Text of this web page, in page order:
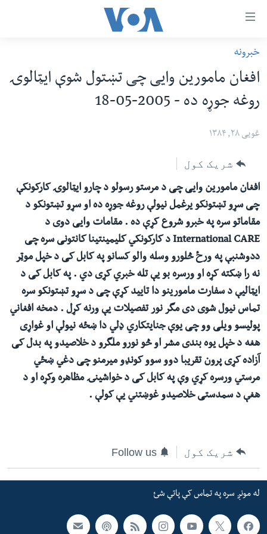
رسي
وړ
اتصالات
متن
شئ
عمومي
لارښود
ته
لاړ
شئ
لټون
ځای
ته
لاړ
شئ
افغانستان
سیمه
امریکا
ښځې او نجونې
ځوانان
د بیان ازادي
روغتیا
سرمقاله
له مونږ سره په تماس کې پاتې شئ
ژبې
خبرونه
افغان مامورین وایی چی تښتول شوې ایټالوۍ
روغه جوړه ده - 2005-05-18
غویی ۲۸, ۱۳۸۴
شریک کول
افغان مامورین وایی چی د مرستو رسولو د چارو ایټالوۍ کارکونکې
چی سړو تښتونکو یرغمل نیولې روغه جوړه ده او سړو تښتونکو د
مقاماتو سره په خبرو شروع کړې ده . مقامات وایی دوی د
International CARE د کارکونکي کلیمینتینا کانتونی سره چی
ددوشنبې په ورځ څلورو وسله والو کسانو په کابل کی د خپل موټر
نه را ښکته کړه او ورسره بو یې تله خبري کړی دي . په کابل کی د
ایټالیې د سفارت مامورینو دا تایید کړې چی د سړو تښتونکو سره
تماس نیول شوی دی مگر نور تفصیلات یې ورنه کړل . دمخه افغاني
پولیسو ویلی وو چی یوې جنایتکاري ډلي دا ښځه نیولې او غواړی
هغه د خپل یوه بندی مشر او څو نورو ملگرو د خلاصیدو په بدل کی
آزاده کړی پرون تقریبا دوو سوو کونډو میرمنو چی دغي ښځي
مرستي ورسره کړي وې په کابل کی د خواشینۍ مظاهره وکړه او د
هغې د سمدستی خلاصیدو غوښتني یې کولې .
شریک کول Follow us
له مونږ سره په تماس کې پاتې شئ